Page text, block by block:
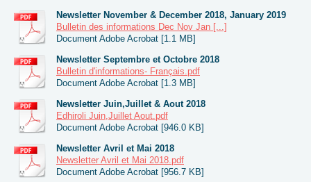
Newsletter November & December 2018, January 2019
Bulletin des informations Dec Nov Jan [...]
Document Adobe Acrobat [1.1 MB]
Newsletter Septembre et Octobre 2018
Bulletin d'informations- Français.pdf
Document Adobe Acrobat [1.3 MB]
Newsletter Juin,Juillet & Aout 2018
Edhiroli Juin,Juillet Aout.pdf
Document Adobe Acrobat [946.0 KB]
Newsletter Avril et Mai 2018
Newsletter Avril et Mai 2018.pdf
Document Adobe Acrobat [956.7 KB]